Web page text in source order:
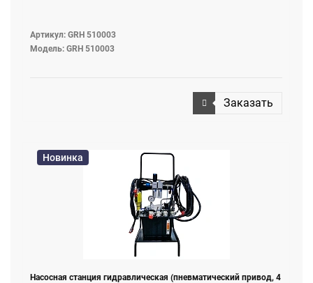
Артикул: GRH 510003
Модель: GRH 510003
Заказать
Новинка
Насосная станция гидравлическая (пневматический привод, 4